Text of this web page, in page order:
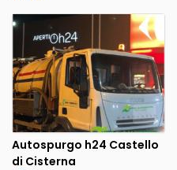
Autospurgo h24 Castello
di Cisterna